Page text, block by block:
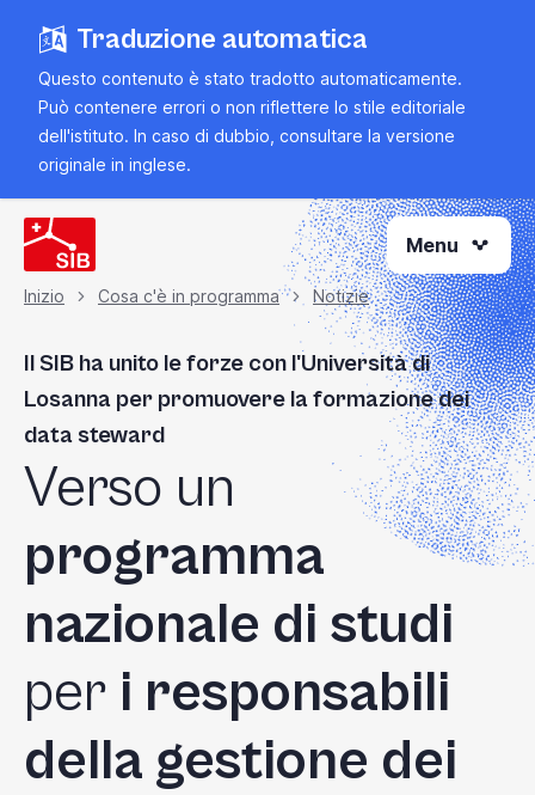
contenuto
principale
Traduzione automatica
Questo contenuto è stato tradotto automaticamente.
Può contenere errori o non riflettere lo stile editoriale
dell'istituto. In caso di dubbio, consultare la versione
originale in inglese.
Menu
Briciola
di
pane
Inizio Cosa c'è in programma Notizie
Il SIB ha unito le forze con l'Università di
Losanna per promuovere la formazione dei
data steward
Verso un
programma
nazionale di studi
per i responsabili
della gestione dei